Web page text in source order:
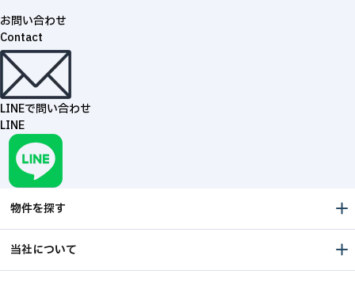
お問い合わせ
Contact
LINEで問い合わせ
LINE
物件を探す
当社について